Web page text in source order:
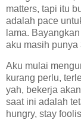
matters, tapi itu
adalah pace
lama.
aku masih punya
Aku mulai
kurang perlu,
yah, bekerja
saat ini adalah
hungry, stay